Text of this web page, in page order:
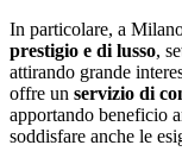
In particolare, a
prestigio e di lusso,
attirando grande
offre un servizio di
apportando beneficio
soddisfare anche le